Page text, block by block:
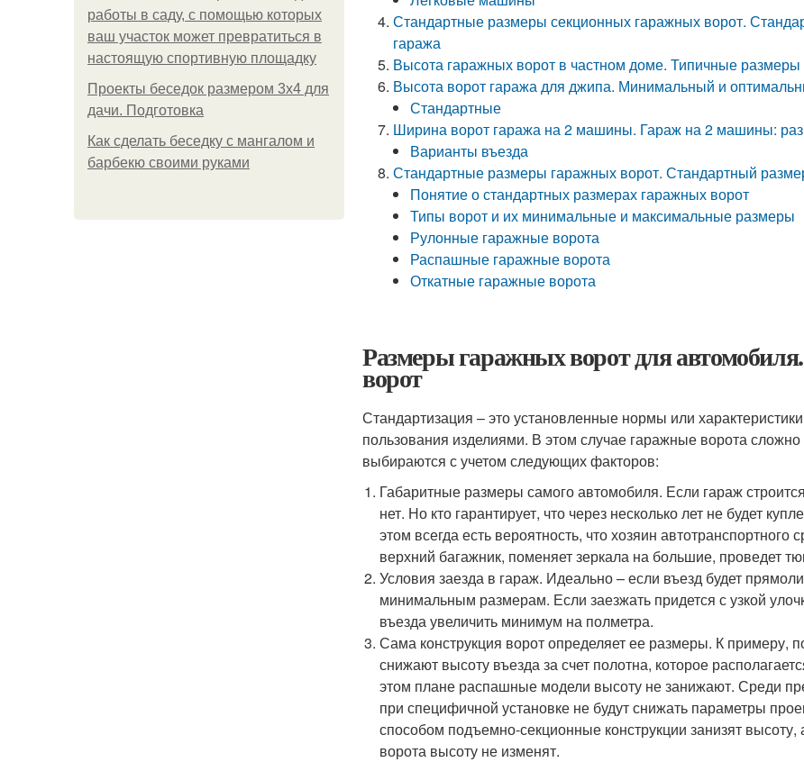
работы в саду, с помощью которых
ваш участок может превратиться в
настоящую спортивную площадку
Проекты беседок размером 3х4 для
дачи. Подготовка
Как сделать беседку с мангалом и
барбекю своими руками
Стандартные размеры секционных гаражных ворот.
гаража
Высота гаражных ворот в частном доме. Типичные
Высота ворот гаража для джипа. Минимальный и
Стандартные
Ширина ворот гаража на 2 машины. Гараж на 2 машины:
Варианты въезда
Стандартные размеры гаражных ворот. Стандартный
Понятие о стандартных размерах гаражных ворот
Типы ворот и их минимальные и максимальные размеры
Рулонные гаражные ворота
Распашные гаражные ворота
Откатные гаражные ворота
Размеры гаражных ворот для
ворот
Стандартизация – это установленные нормы или
пользования изделиями. В этом случае гаражные ворота
выбираются с учетом следующих факторов:
Габаритные размеры самого автомобиля. Если гараж
нет. Но кто гарантирует, что через несколько лет не будет
этом всегда есть вероятность, что хозяин автотранспортного
верхний багажник, поменяет зеркала на большие, проведет
Условия заезда в гараж. Идеально – если въезд будет
минимальным размерам. Если заезжать придется с узкой
въезда увеличить минимум на полметра.
Сама конструкция ворот определяет ее размеры. К примеру,
снижают высоту въезда за счет полотна, которое
этом плане распашные модели высоту не занижают. Среди
при специфичной установке не будут снижать параметры
способом подъемно-секционные конструкции занизят
ворота высоту не изменят.